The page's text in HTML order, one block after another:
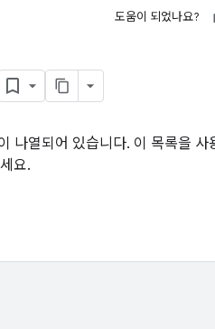
도움이 되었나요?
나열되어 있습니다. 이 목록을 사
요.